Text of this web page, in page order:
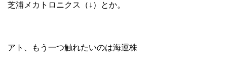
芝浦メカトロニクス（↓）とか。
アト、もう一つ触れたいのは海運株